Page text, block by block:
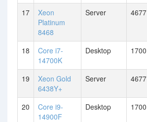
17
Xeon
Platinum
8468
Server 4677
18
Core i7-
14700K
Desktop 1700
19
Xeon Gold
6438Y+
Server 4677
20
Core i9-
14900F
Desktop 1700